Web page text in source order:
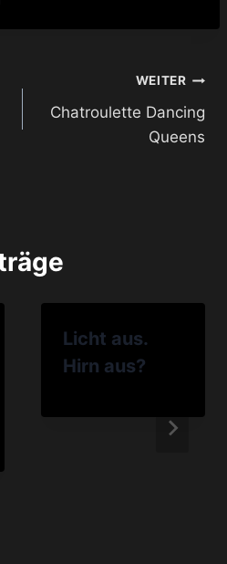
WEITER
Chatroulette Dancing
Queens
Licht aus.
Hirn aus?